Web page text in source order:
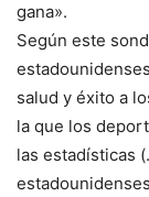
gana».
Según este
salud y éxito a
la que los
las estadísticas